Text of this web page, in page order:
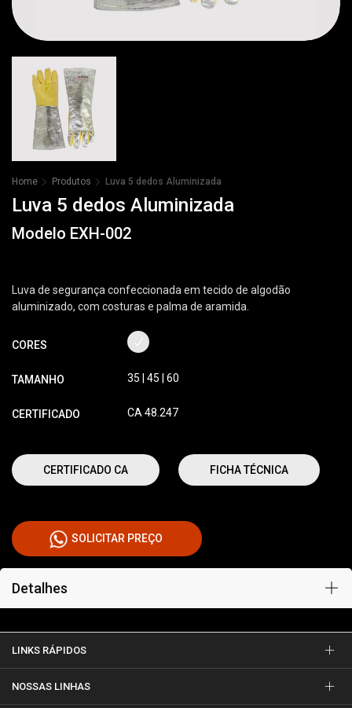
Home Produtos Luva 5 dedos Aluminizada
Luva 5 dedos Aluminizada
Modelo EXH-002
Luva de segurança confeccionada em tecido de algodão
aluminizado, com costuras e palma de aramida.
CORES
TAMANHO 35 | 45 | 60
CERTIFICADO CA 48.247
CERTIFICADO CA FICHA TÉCNICA
SOLICITAR PREÇO
Detalhes
LINKS RÁPIDOS
NOSSAS LINHAS